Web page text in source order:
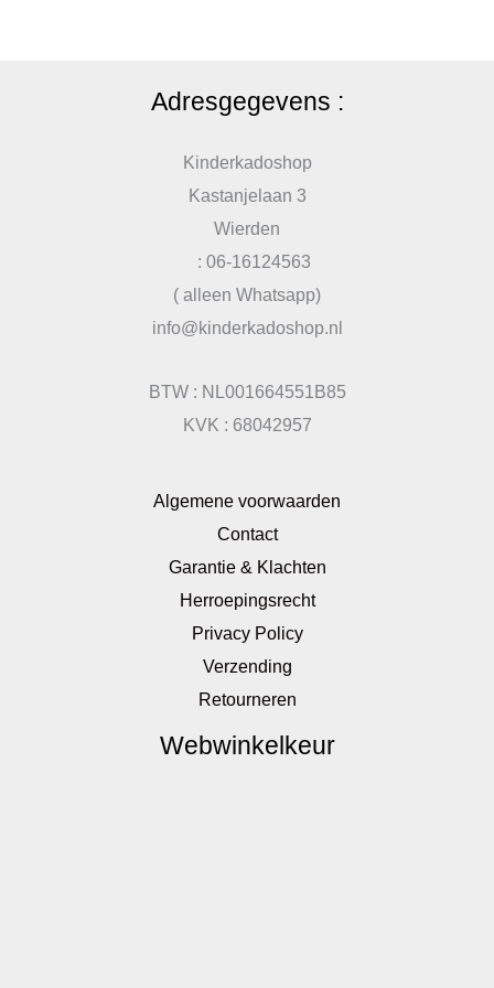
Adresgegevens :
Kinderkadoshop
Kastanjelaan 3
Wierden
: 06-16124563
( alleen Whatsapp)
info@kinderkadoshop.nl
BTW : NL001664551B85
KVK : 68042957
Algemene voorwaarden
Contact
Garantie & Klachten
Herroepingsrecht
Privacy Policy
Verzending
Retourneren
Webwinkelkeur